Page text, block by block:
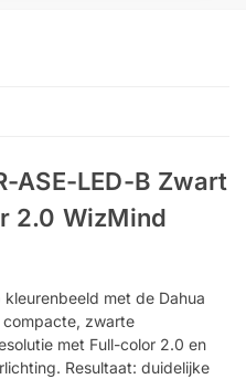
ASE-LED-B Zwart
2.0 WizMind
met de Dahua
compacte, zwarte
met Full-color 2.0 en
Resultaat: duidelijke